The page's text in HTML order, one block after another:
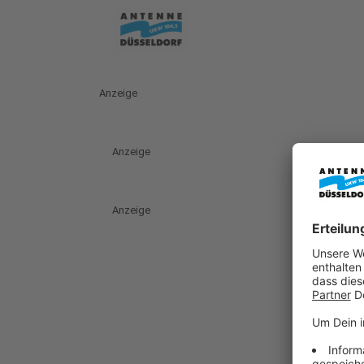
Anzeige
Anzeige
Anzeige